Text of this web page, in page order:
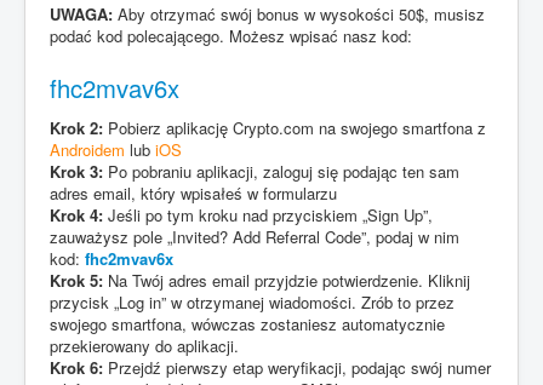
UWAGA: Aby otrzymać swój bonus w wysokości 50$, musisz
podać kod polecającego. Możesz wpisać nasz kod:
fhc2mvav6x
Krok 2: Pobierz aplikację Crypto.com na swojego smartfona z
Androidem lub iOS
Krok 3: Po pobraniu aplikacji, zaloguj się podając ten sam
adres email, który wpisałeś w formularzu
Krok 4: Jeśli po tym kroku nad przyciskiem „Sign Up”,
zauważysz pole „Invited? Add Referral Code”, podaj w nim
kod: fhc2mvav6x
Krok 5: Na Twój adres email przyjdzie potwierdzenie. Kliknij
przycisk „Log in” w otrzymanej wiadomości. Zrób to przez
swojego smartfona, wówczas zostaniesz automatycznie
przekierowany do aplikacji.
Krok 6: Przejdź pierwszy etap weryfikacji, podając swój numer